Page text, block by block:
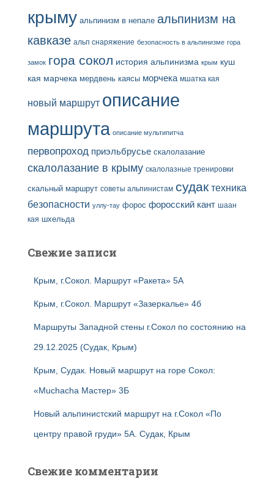
крыму альпинизм в непале альпинизм на
кавказе альп снаряжение безопасность в альпинизме гора
замок гора сокол история альпинизма крым куш
кая марчека мердвень каясы морчека мшатка кая
новый маршрут описание
маршрута описание мультипитча
первопроход приэльбрусье скалолазание
скалолазание в крыму скалолазные тренировки
скальный маршрут советы альпинистам судак техника
безопасности уллу-тау форос форосский кант шаан
кая шхельда
Свежие записи
Крым, г.Сокол. Маршрут «Ракета» 5А
Крым, г.Сокол. Маршрут «Зазеркалье» 4б
Маршруты Западной стены г.Сокол по состоянию на
29.12.2025 (Судак, Крым)
Крым, Судак. Новый маршрут на горе Сокол:
«Muchacha Мастер» 3Б
Новый альпинистский маршрут на г.Сокол «По
центру правой груди» 5А. Судак, Крым
Свежие комментарии